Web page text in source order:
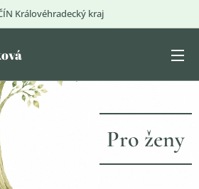
Královéhradecký kraj
Pro ženy